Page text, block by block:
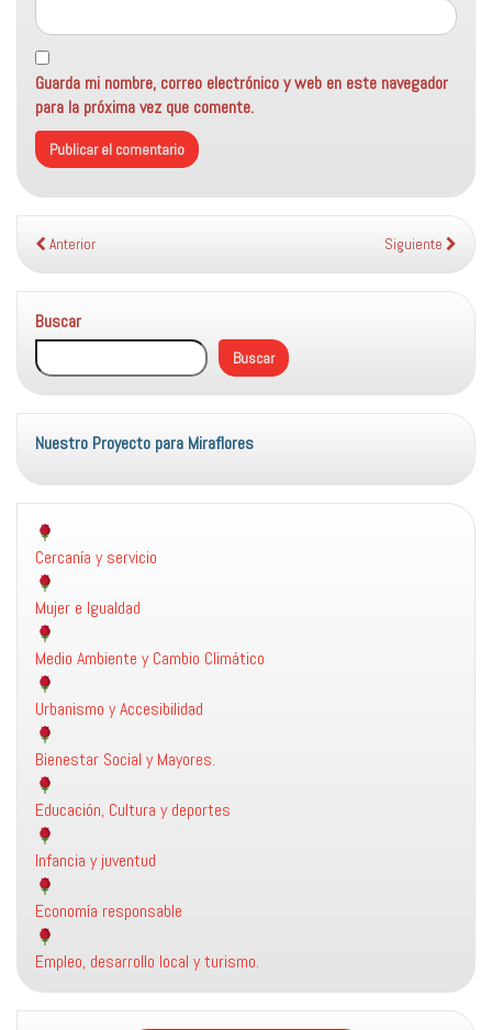
Guarda mi nombre, correo electrónico y web en este navegador
para la próxima vez que comente.
Anterior Siguiente
Buscar
Buscar
Nuestro Proyecto para Miraflores
Cercanía y servicio
Mujer e Igualdad
Medio Ambiente y Cambio Climático
Urbanismo y Accesibilidad
Bienestar Social y Mayores.
Educación, Cultura y deportes
Infancia y juventud
Economía responsable
Empleo, desarrollo local y turismo.